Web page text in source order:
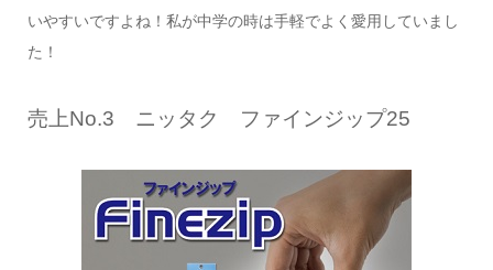
いやすいですよね！私が中学の時は手軽でよく愛用していまし
た！
売上No.3 ニッタク ファインジップ25